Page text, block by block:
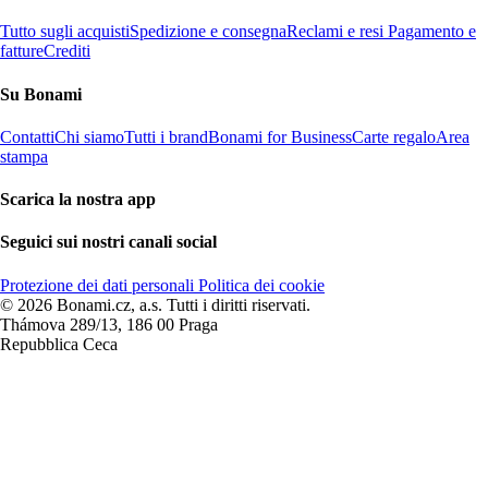
Tutto sugli acquistiSpedizione e consegnaReclami e resi Pagamento e
fattureCrediti
Su Bonami
ContattiChi siamoTutti i brandBonami for BusinessCarte regaloArea
stampa
Scarica la nostra app
Seguici sui nostri canali social
Protezione dei dati personali Politica dei cookie
© 2026 Bonami.cz, a.s. Tutti i diritti riservati.
Thámova 289/13, 186 00 Praga
Repubblica Ceca